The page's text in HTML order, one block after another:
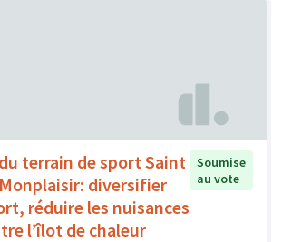
terrain de sport Saint
diversifier
réduire les nuisances
l’îlot de chaleur
Soumise
au vote